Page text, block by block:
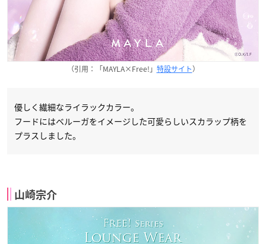
（引用：「MAYLA×Free!」 特設サイト）
優しく繊細なライラックカラー。
フードにはベルーガをイメージした可愛らしいスカラップ柄を
プラスしました。
山崎宗介